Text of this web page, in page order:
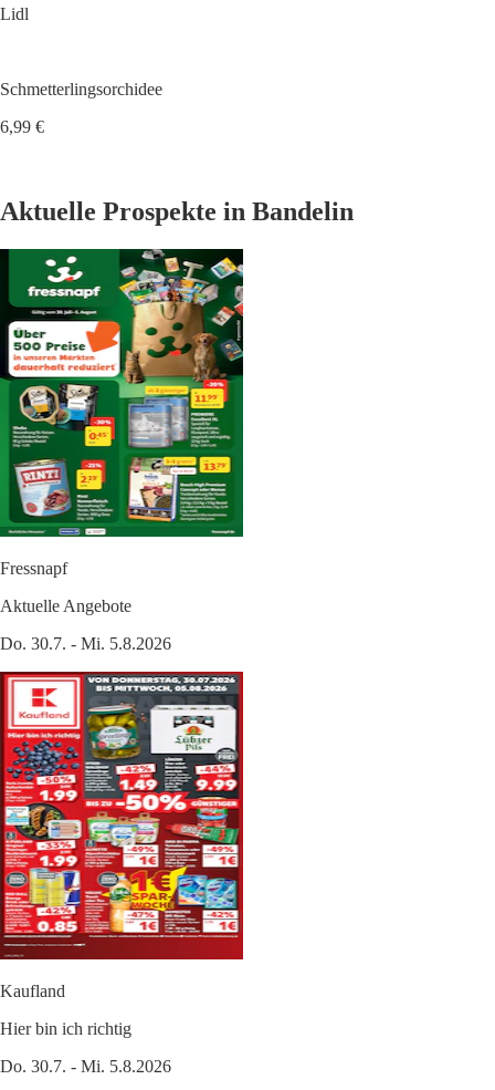
Lidl
Schmetterlingsorchidee
6,99 €
Aktuelle Prospekte in Bandelin
Fressnapf
Aktuelle Angebote
Do. 30.7. - Mi. 5.8.2026
Kaufland
Hier bin ich richtig
Do. 30.7. - Mi. 5.8.2026